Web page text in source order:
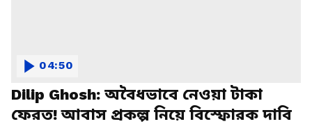
Dilip Ghosh: অবৈধভাবে নেওয়া টাকা
ফেরত! আবাস প্রকল্প নিয়ে বিস্ফোরক দাবি
04:50